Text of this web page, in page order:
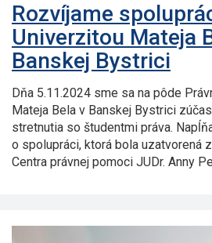
Rozvíjame
Univerzitou Mateja
Banskej Bystrici
Dňa 5.11.2024 sme sa na pôde
Mateja Bela v Banskej Bystrici
stretnutia so študentmi práva.
o spolupráci, ktorá bola uzatvorená
Centra právnej pomoci JUDr. Anny